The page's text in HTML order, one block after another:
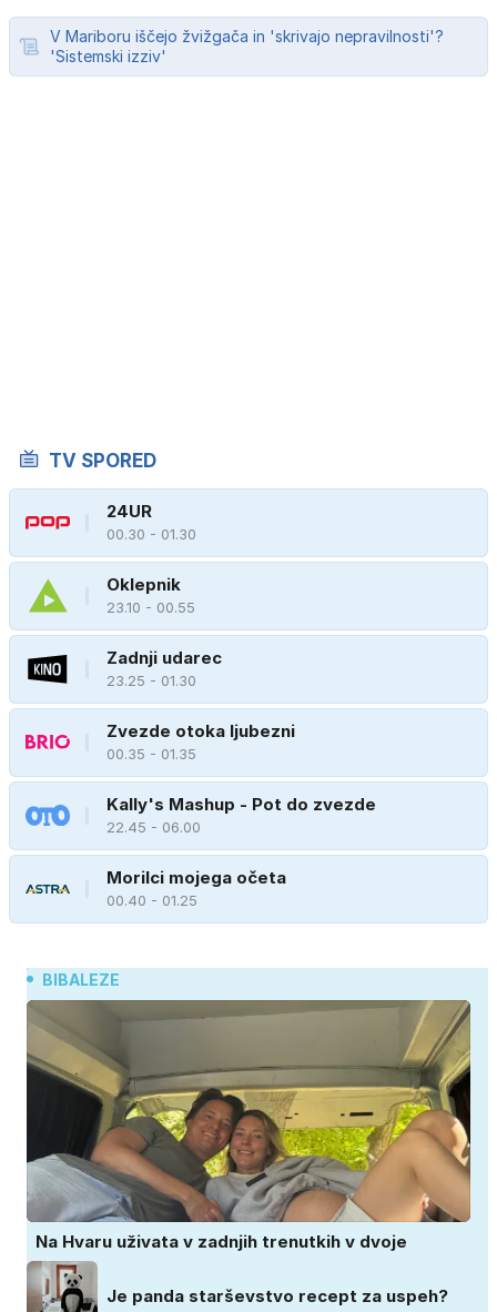
V Mariboru iščejo žvižgača in 'skrivajo nepravilnosti'?
'Sistemski izziv'
TV SPORED
24UR
00.30 - 01.30
Oklepnik
23.10 - 00.55
Zadnji udarec
23.25 - 01.30
Zvezde otoka ljubezni
00.35 - 01.35
Kally's Mashup - Pot do zvezde
22.45 - 06.00
Morilci mojega očeta
00.40 - 01.25
BIBALEZE
Na Hvaru uživata v zadnjih trenutkih v dvoje
Je panda starševstvo recept za uspeh?